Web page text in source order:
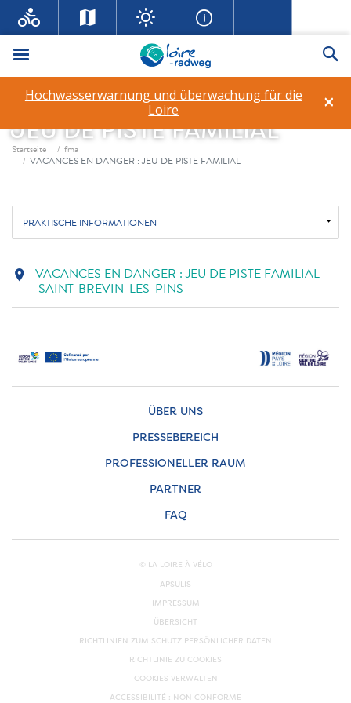
Menü
×
Hochwasserwarnung und überwachung für die
Loire
VACANCES EN DANGER :
JEU DE PISTE FAMILIAL
Fil d'ariane
Startseite
fma
VACANCES EN DANGER : JEU DE PISTE FAMILIAL
PRAKTISCHE INFORMATIONEN
location_on VACANCES EN DANGER : JEU DE PISTE FAMILIAL
SAINT-BREVIN-LES-PINS
ÜBER UNS
PRESSEBEREICH
PROFESSIONELLER RAUM
PARTNER
FAQ
© LA LOIRE À VÉLO
APSULIS
IMPRESSUM
ÜBERSICHT
RICHTLINIEN ZUM SCHUTZ PERSÖNLICHER DATEN
RICHTLINIE ZU COOKIES
COOKIES VERWALTEN
ACCESSIBILITÉ : NON CONFORME